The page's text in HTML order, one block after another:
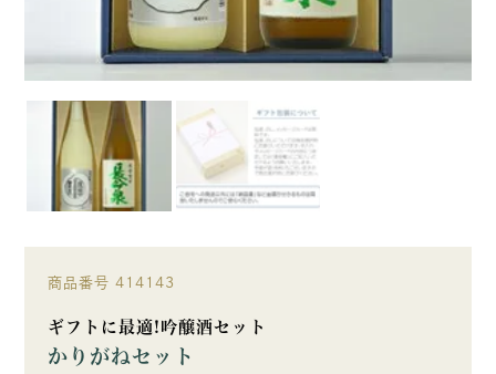
商品番号 414143
ギフトに最適!吟醸酒セット
かりがねセット